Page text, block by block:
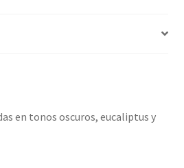
en tonos oscuros, eucaliptus y